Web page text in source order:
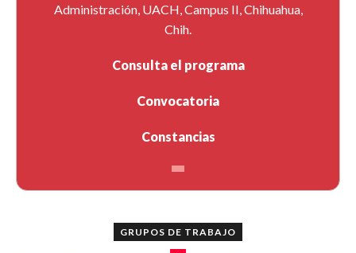
Administración, UACH, Campus II, Chihuahua,
Chih.
Consulta el programa
Convocatoria
Constancias
GRUPOS DE TRABAJO